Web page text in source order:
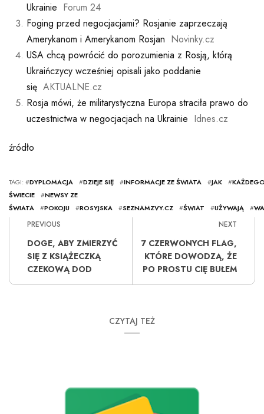
Ukrainie Forum 24
Foging przed negocjacjami? Rosjanie zaprzeczają
Amerykanom i Amerykanom Rosjan Novinky.cz
USA chcą powrócić do porozumienia z Rosją, którą
Ukraińczycy wcześniej opisali jako poddanie
się AKTUALNE.cz
Rosja mówi, że militarystyczna Europa straciła prawo do
uczestnictwa w negocjacjach na Ukrainie Idnes.cz
źródło
TAGI: #DYPLOMACJA #DZIEJE SIĘ #INFORMACJE ZE ŚWIATA #JAK #
ŚWIECIE
#NEWSY ZE
ŚWIATA
#POKOJU #ROSYJSKA #SEZNAMZVY.CZ #ŚWIAT #UŻYWAJĄ #
PREVIOUS
DOGE, ABY ZMIERZYĆ
SIĘ Z KSIĄŻECZKĄ
CZEKOWĄ DOD
NEXT
7 CZERWONYCH FLAG,
KTÓRE DOWODZĄ, ŻE
PO PROSTU CIĘ BUŁEM
CZYTAJ TEŻ